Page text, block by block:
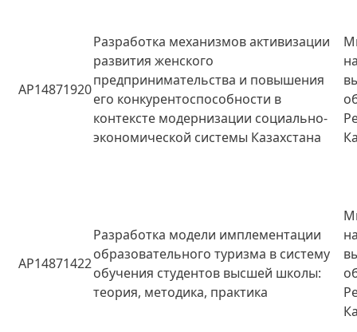
AP14871920
Разработка механизмов активизации
развития женского
предпринимательства и повышения
его конкурентоспособности в
контексте модернизации социально-
экономической системы Казахстана
AP14871422
Разработка модели имплементации
образовательного туризма в систему
обучения студентов высшей школы:
теория, методика, практика